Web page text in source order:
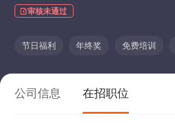
审核未通过
节日福利 年终奖 免费培训
公司信息 在招职位